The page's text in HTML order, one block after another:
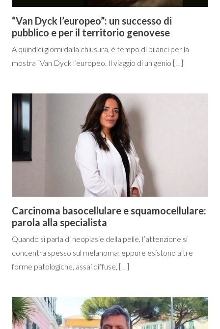
“Van Dyck l’europeo”: un successo di
pubblico e per il territorio genovese
A quindici giorni dalla chiusura, è tempo di bilanci per la
mostra “Van Dyck l’europeo. Il viaggio di un genio […]
Carcinoma basocellulare e squamocellulare:
parola alla specialista
Quando si parla di neoplasie della pelle, l’attenzione si
concentra spesso sul melanoma; eppure esistono altre
forme patologiche, assai diffuse, […]